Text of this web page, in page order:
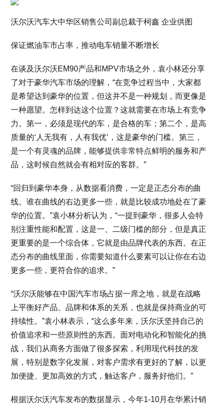
沃尔沃汽车大中华区销售公司副总裁于柯鑫 企业供图
保证燃油车市占率，推动电车销量不断增长
在谈及沃尔沃EM90产品和MPV市场之外，袁小林还分享
了对于豪华汽车市场的理解，“在竞争过程当中，大家都
是希望达到豪华的位置，但这并不是一种规划，而更像是
一种愿望。怎样到达这个位置？这就需要在市场上有竞争
力。第一，必须是现代的车，是合格的车；第二个，是高
质量的‘人无我有，人有我优’，这是豪华的门槛。第三，
是一个有灵魂的品牌，能够提供非常特点鲜明的服务和产
品，这时候自然就会有相对应的客群。”
“回归到豪华本身，从数据看消费，一定是正态分布的曲
线。谁在曲线的右边更多一些，就是比较成功地处在了豪
华的位置。”袁小林分析认为，“一提到豪华，很多人会特
别注重性能和配置，这是一、二级门槛的部分，但是真正
更重要的是一个综合体，它就是由品牌代表的东西。在正
态分布的曲线里面，你需要知道什么要素可以让你在右边
更多一些，更符合你的追求。”
“沃尔沃能够在中国汽车市场占据一席之地，就是在战略
上平衡好产品、品牌和体系的关系，也就是保持商业的可
持续性。”袁小林表示，“这么多年来，沃尔沃坚持自己的
价值追求和一些原则性的东西。面对电动化和智能化的挑
战，我们从商务方面做了很多探索，利用现代科技的发
展，特别是数字化发展，对客户需求有更好的了解，以更
加便捷、更加高效的方式，触达客户，服务好他们。”
根据沃尔沃汽车发布的数据显示，今年1-10月在华累计销